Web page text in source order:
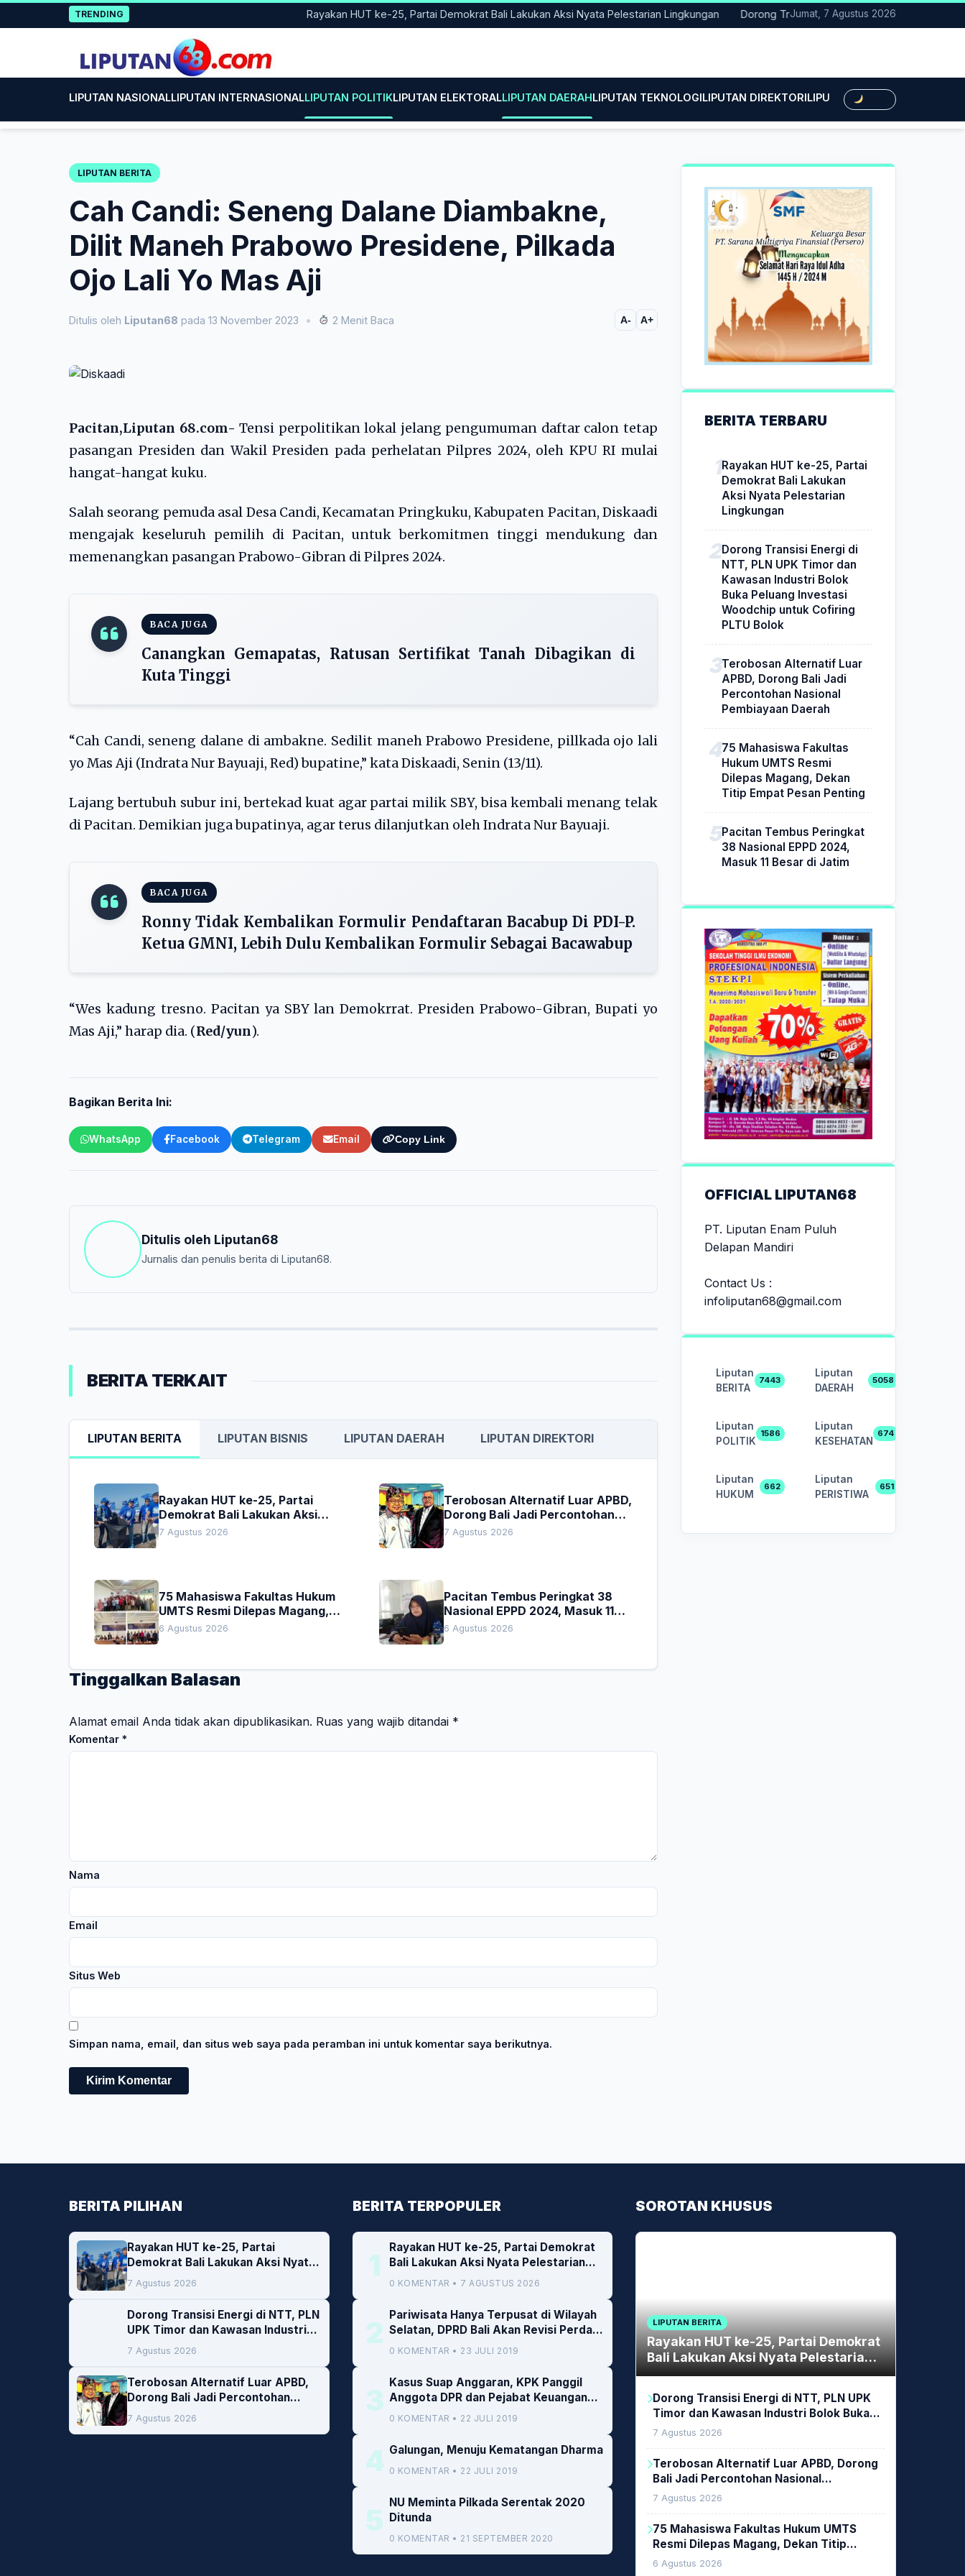
to
TRENDING Rayakan HUT ke-25, Partai Demokrat Bali Lakukan Aksi Nyata Pelestarian Lingkungan Dorong Transisi Energi di NTT, PLN UPK Timor
Jumat, 7 Agustus 2026
LIPUTAN NASIONALLIPUTAN INTERNASIONALLIPUTAN POLITIKLIPUTAN ELEKTORALLIPUTAN DAERAHLIPUTAN TEKNOLOGILIPUTAN DIREKTORILIPUTAN HUKUMLIPUTAN
LIPUTAN BERITA
Cah Candi: Seneng Dalane Diambakne,
Dilit Maneh Prabowo Presidene, Pilkada
Ojo Lali Yo Mas Aji
Ditulis oleh Liputan68 pada 13 November 2023 • 2 Menit Baca A- A+
Pacitan,Liputan 68.com- Tensi perpolitikan lokal jelang pengumuman daftar calon tetap
pasangan Presiden dan Wakil Presiden pada perhelatan Pilpres 2024, oleh KPU RI mulai
hangat-hangat kuku.
Salah seorang pemuda asal Desa Candi, Kecamatan Pringkuku, Kabupaten Pacitan, Diskaadi
mengajak keseluruh pemilih di Pacitan, untuk berkomitmen tinggi mendukung dan
memenangkan pasangan Prabowo-Gibran di Pilpres 2024.
BACA JUGA
Canangkan Gemapatas, Ratusan Sertifikat Tanah Dibagikan di
Kuta Tinggi
“Cah Candi, seneng dalane di ambakne. Sedilit maneh Prabowo Presidene, pillkada ojo lali
yo Mas Aji (Indrata Nur Bayuaji, Red) bupatine,” kata Diskaadi, Senin (13/11).
Lajang bertubuh subur ini, bertekad kuat agar partai milik SBY, bisa kembali menang telak
di Pacitan. Demikian juga bupatinya, agar terus dilanjutkan oleh Indrata Nur Bayuaji.
BACA JUGA
Ronny Tidak Kembalikan Formulir Pendaftaran Bacabup Di PDI-P.
Ketua GMNI, Lebih Dulu Kembalikan Formulir Sebagai Bacawabup
“Wes kadung tresno. Pacitan ya SBY lan Demokrrat. Presiden Prabowo-Gibran, Bupati yo
Mas Aji,” harap dia. (Red/yun).
Bagikan Berita Ini:
WhatsApp Facebook Telegram Email Copy Link
Ditulis oleh Liputan68
Jurnalis dan penulis berita di Liputan68.
BERITA TERKAIT
LIPUTAN BERITA LIPUTAN BISNIS LIPUTAN DAERAH LIPUTAN DIREKTORI
Rayakan HUT ke-25, Partai
Demokrat Bali Lakukan Aksi
Nyata Pelestarian Lingkungan
7 Agustus 2026
Terobosan Alternatif Luar APBD,
Dorong Bali Jadi Percontohan
Nasional Pembiayaan Daerah
7 Agustus 2026
75 Mahasiswa Fakultas Hukum
UMTS Resmi Dilepas Magang,
Dekan Titip Empat Pesan
6 Agustus 2026
Pacitan Tembus Peringkat 38
Nasional EPPD 2024, Masuk 11
Besar di Jatim
6 Agustus 2026
Tinggalkan Balasan
Alamat email Anda tidak akan dipublikasikan. Ruas yang wajib ditandai *
Komentar *
Nama
Email
Situs Web
Simpan nama, email, dan situs web saya pada peramban ini untuk komentar saya berikutnya.
BERITA TERBARU
Rayakan HUT ke-25, Partai
Demokrat Bali Lakukan
Aksi Nyata Pelestarian
Lingkungan
Dorong Transisi Energi di
NTT, PLN UPK Timor dan
Kawasan Industri Bolok
Buka Peluang Investasi
Woodchip untuk Cofiring
PLTU Bolok
Terobosan Alternatif Luar
APBD, Dorong Bali Jadi
Percontohan Nasional
Pembiayaan Daerah
75 Mahasiswa Fakultas
Hukum UMTS Resmi
Dilepas Magang, Dekan
Titip Empat Pesan Penting
Pacitan Tembus Peringkat
38 Nasional EPPD 2024,
Masuk 11 Besar di Jatim
OFFICIAL LIPUTAN68
PT. Liputan Enam Puluh
Delapan Mandiri
Contact Us :
infoliputan68@gmail.com
Liputan
BERITA
7443
Liputan
DAERAH
5058
Liputan
POLITIK
1586
Liputan
KESEHATAN
674
Liputan
HUKUM
662
Liputan
PERISTIWA
651
BERITA PILIHAN
Rayakan HUT ke-25, Partai
Demokrat Bali Lakukan Aksi Nyata
Pelestarian Lingkungan
7 Agustus 2026
Dorong Transisi Energi di NTT, PLN
UPK Timor dan Kawasan Industri
Bolok Buka Peluang Investasi
Woodchip untuk Cofiring PLTU
Bolok
7 Agustus 2026
Terobosan Alternatif Luar APBD,
Dorong Bali Jadi Percontohan
Nasional Pembiayaan Daerah
7 Agustus 2026
BERITA TERPOPULER
1
Rayakan HUT ke-25, Partai Demokrat
Bali Lakukan Aksi Nyata Pelestarian
Lingkungan
0 KOMENTAR • 7 AGUSTUS 2026
2
Pariwisata Hanya Terpusat di Wilayah
Selatan, DPRD Bali Akan Revisi Perda
RTRW
0 KOMENTAR • 23 JULI 2019
3
Kasus Suap Anggaran, KPK Panggil
Anggota DPR dan Pejabat Keuangan
Kemenkeu
0 KOMENTAR • 22 JULI 2019
4 Galungan, Menuju Kematangan Dharma
0 KOMENTAR • 22 JULI 2019
5
NU Meminta Pilkada Serentak 2020
Ditunda
0 KOMENTAR • 21 SEPTEMBER 2020
SOROTAN KHUSUS
LIPUTAN BERITA
Rayakan HUT ke-25, Partai Demokrat
Bali Lakukan Aksi Nyata Pelestarian
Lingkungan
Dorong Transisi Energi di NTT, PLN UPK
Timor dan Kawasan Industri Bolok Buka
Peluang Investasi Woodchip untuk
7 Agustus 2026
Terobosan Alternatif Luar APBD, Dorong
Bali Jadi Percontohan Nasional
Pembiayaan Daerah
7 Agustus 2026
75 Mahasiswa Fakultas Hukum UMTS
Resmi Dilepas Magang, Dekan Titip
Empat Pesan Penting
6 Agustus 2026